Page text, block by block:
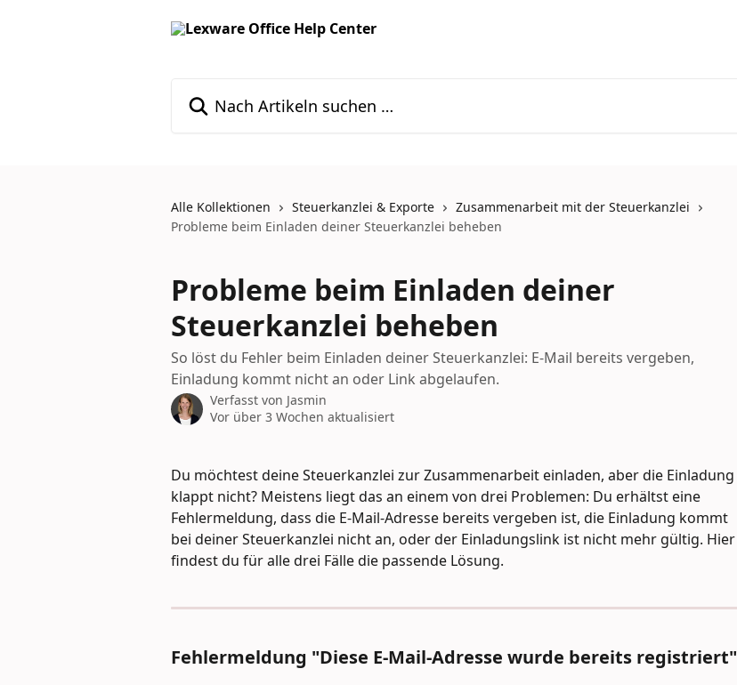
Alle Kollektionen Steuerkanzlei & Exporte
Zusammenarbeit mit der Steuerkanzlei
Probleme beim Einladen deiner Steuerkanzlei beheben
Probleme beim Einladen deiner
Steuerkanzlei beheben
So löst du Fehler beim Einladen deiner Steuerkanzlei: E-Mail bereits vergeben,
Einladung kommt nicht an oder Link abgelaufen.
Verfasst von Jasmin
Vor über 3 Wochen aktualisiert
Du möchtest deine Steuerkanzlei zur Zusammenarbeit einladen, aber die Einladung
klappt nicht? Meistens liegt das an einem von drei Problemen: Du erhältst eine
Fehlermeldung, dass die E-Mail-Adresse bereits vergeben ist, die Einladung kommt
bei deiner Steuerkanzlei nicht an, oder der Einladungslink ist nicht mehr gültig. Hier
findest du für alle drei Fälle die passende Lösung.
Fehlermeldung "Diese E-Mail-Adresse wurde bereits registriert"